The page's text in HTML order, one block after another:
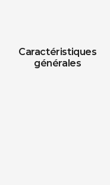
Caractéristiques
générales